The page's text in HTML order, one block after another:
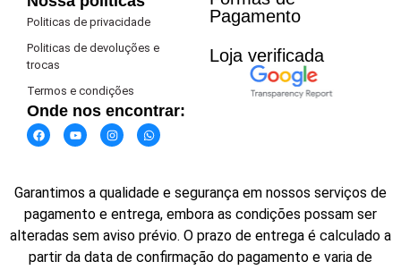
Politicas de privacidade
Politicas de devoluções e
trocas
Termos e condições
Onde nos encontrar:
Pagamento​
Loja verificada
Garantimos a qualidade e segurança em nossos serviços de
pagamento e entrega, embora as condições possam ser
alteradas sem aviso prévio. O prazo de entrega é calculado a
partir da data de confirmação do pagamento e varia de